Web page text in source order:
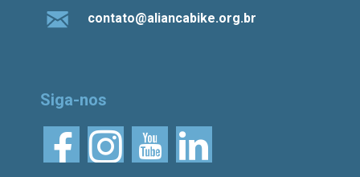
contato@aliancabike.org.br
Siga-nos